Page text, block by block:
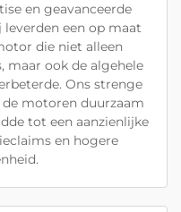
en geavanceerde
een op maat
die niet alleen
maar ook de algehele
Ons strenge
motoren duurzaam
tot een aanzienlijke
en hogere